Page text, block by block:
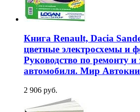
Книга Renault, Dacia
цветные электросхемы и
Руководство по ремонту и
автомобиля. Мир
2 906 руб.